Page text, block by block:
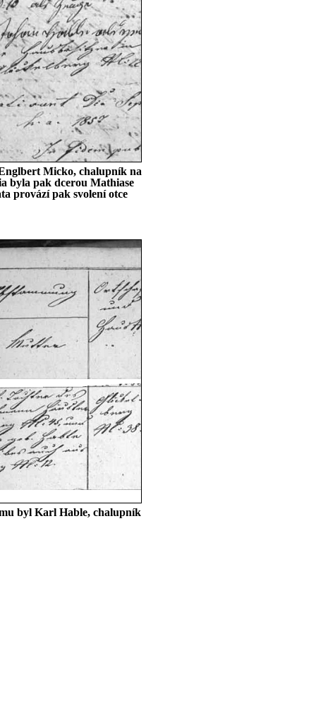
Micko, chalupník na
byla pak dcerou Mathiase
provází pak svolení otce
byl Karl Hable, chalupník